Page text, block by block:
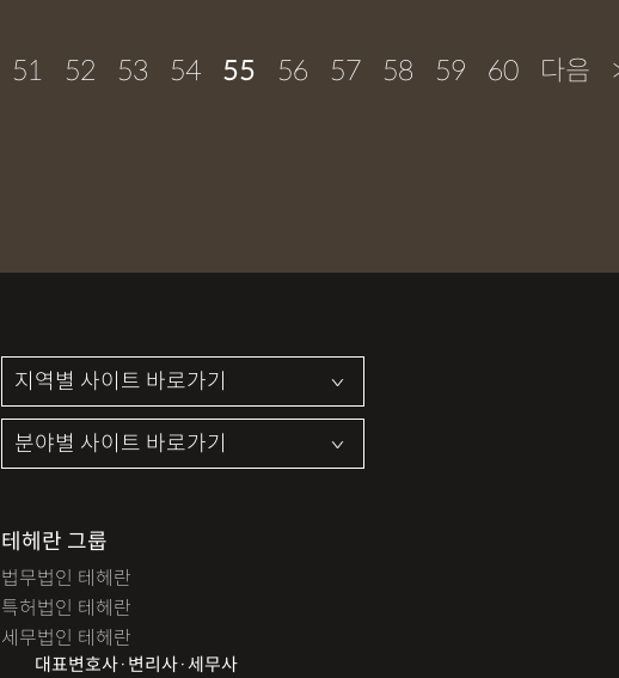
51 52 53 54 55 56 57 58 59 60 다음
테헤란 그룹
법무법인 테헤란
특허법인 테헤란
세무법인 테헤란
대표변호사·변리사·세무사